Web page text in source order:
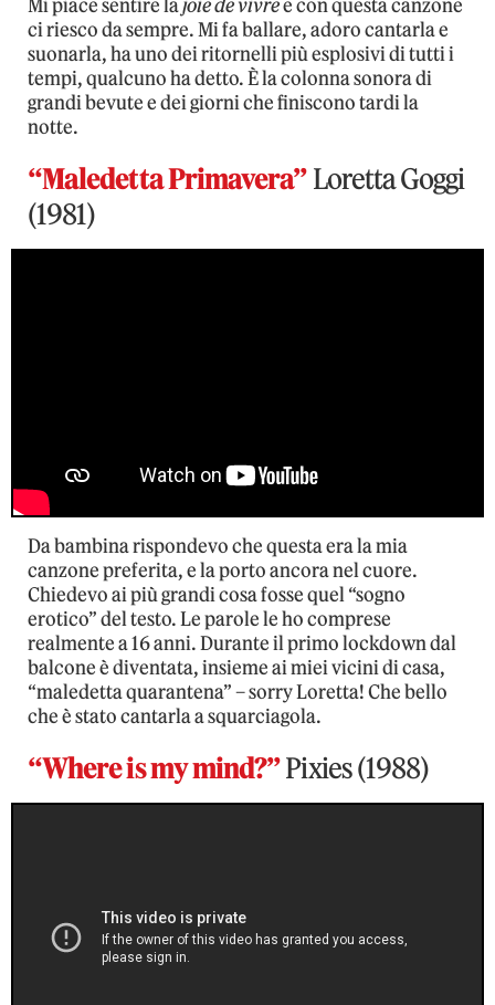
Mi piace sentire lajoie de vivree con questa canzone
ci riesco da sempre. Mi fa ballare, adoro cantarla e
suonarla, ha uno dei ritornelli più esplosivi di tutti i
tempi, qualcuno ha detto. È la colonna sonora di
grandi bevute e dei giorni che finiscono tardi la
notte.
“Maledetta Primavera”Loretta Goggi
(1981)
Da bambina rispondevo che questa era la mia
canzone preferita, e la porto ancora nel cuore.
Chiedevo ai più grandi cosa fosse quel “sogno
erotico” del testo. Le parole le ho comprese
realmente a 16 anni. Durante il primo lockdown dal
balcone è diventata, insieme ai miei vicini di casa,
“maledetta quarantena” – sorry Loretta! Che bello
che è stato cantarla a squarciagola.
“Where is my mind?”Pixies (1988)